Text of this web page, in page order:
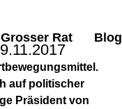
Grosser Rat Blog
auf politischer
Präsident von